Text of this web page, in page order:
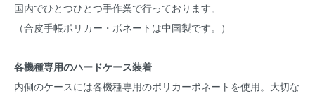
国内でひとつひとつ手作業で行っております。
（合皮手帳ポリカー・ボネートは中国製です。）
各機種専用のハードケース装着
内側のケースには各機種専用のポリカーボネートを使用。大切な